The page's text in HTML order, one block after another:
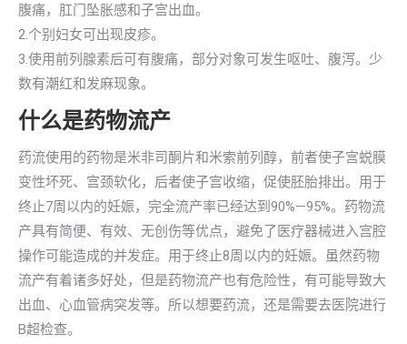
腹痛，肛门坠胀感和子宫出血。
2.个别妇女可出现皮疹。
3.使用前列腺素后可有腹痛，部分对象可发生呕吐、腹泻。少
数有潮红和发麻现象。
什么是药物流产
药流使用的药物是米非司酮片和米索前列醇，前者使子宫蜕膜
变性坏死、宫颈软化，后者使子宫收缩，促使胚胎排出。用于
终止7周以内的妊娠，完全流产率已经达到90%—95%。药物流
产具有简便、有效、无创伤等优点，避免了医疗器械进入宫腔
操作可能造成的并发症。用于终止8周以内的妊娠。虽然药物
流产有着诸多好处，但是药物流产也有危险性，有可能导致大
出血、心血管病突发等。所以想要药流，还是需要去医院进行
B超检查。